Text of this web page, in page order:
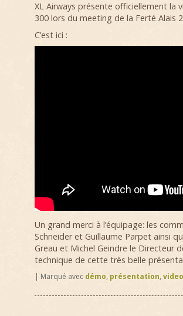
XL Airways présente officiellement la
300 lors du meeting de la Ferté Alais
C’est ici :
Un grand merci à l’équipage: les
Schneider et Guillaume Parpet ainsi
Greau et Michel Geindre le Directeur
technique de cette très belle
| Marqué avec démo, présentation, video